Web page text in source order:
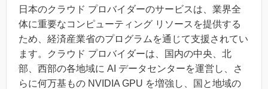
日本のクラウド プロバイダーのサービスは、業界全
体に重要なコンピューティング リソースを提供する
ため、経済産業省のプログラムを通じて支援されてい
ます。クラウド プロバイダーは、国内の中央、北
部、西部の各地域に AI データセンターを運営し、さ
らに何万基もの NVIDIA GPU を増強し、国と地域の